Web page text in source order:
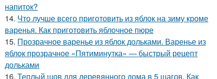
напиток?
14. Что лучше всего приготовить из яблок на зиму кроме
варенья. Как приготовить яблочное пюре
15. Прозрачное варенье из яблок дольками. Варенье из
яблок прозрачное «Пятиминутка» — быстрый рецепт
дольками
16. Теплый шов для деревянного дома в 5 шагов. Как